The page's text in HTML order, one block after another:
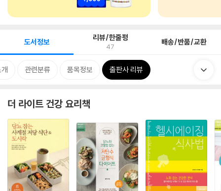
도서정보 리뷰/한줄평
47 배송/반품/교환
관련분류 품목정보 출판사 리뷰
더 라이트 건강 요리책